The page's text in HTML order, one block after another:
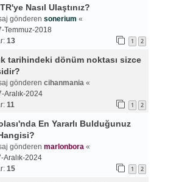
Nasıl Ulaştınız?
gönderen sonerium «
Temmuz-2018
13 1 2
tarihindeki dönüm noktası sizce
gönderen cihanmania«
Aralık-2024
11 1 2
En Yararlı Bulduğunuz
gönderen marlonbora«
Aralık-2024
15 1 2